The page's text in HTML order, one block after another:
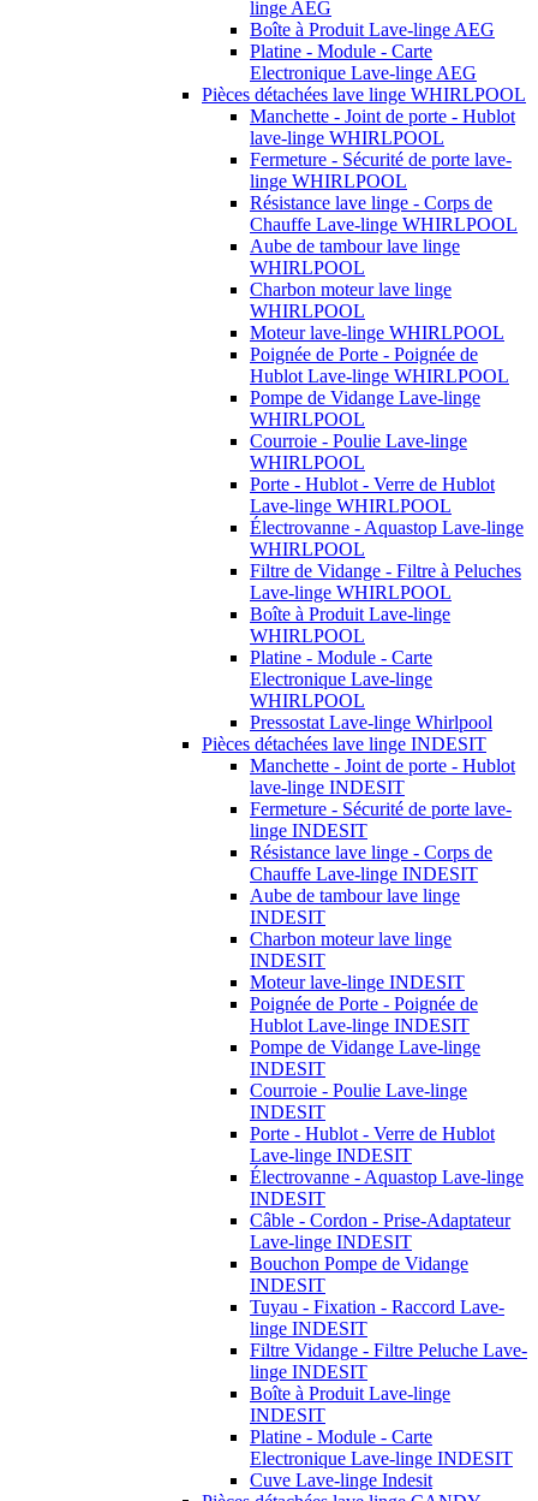
linge AEG
Boîte à Produit Lave-linge AEG
Platine - Module - Carte
Electronique Lave-linge AEG
Pièces détachées lave linge WHIRLPOOL
Manchette - Joint de porte - Hublot
lave-linge WHIRLPOOL
Fermeture - Sécurité de porte lave-
linge WHIRLPOOL
Résistance lave linge - Corps de
Chauffe Lave-linge WHIRLPOOL
Aube de tambour lave linge
WHIRLPOOL
Charbon moteur lave linge
WHIRLPOOL
Moteur lave-linge WHIRLPOOL
Poignée de Porte - Poignée de
Hublot Lave-linge WHIRLPOOL
Pompe de Vidange Lave-linge
WHIRLPOOL
Courroie - Poulie Lave-linge
WHIRLPOOL
Porte - Hublot - Verre de Hublot
Lave-linge WHIRLPOOL
Électrovanne - Aquastop Lave-linge
WHIRLPOOL
Filtre de Vidange - Filtre à Peluches
Lave-linge WHIRLPOOL
Boîte à Produit Lave-linge
WHIRLPOOL
Platine - Module - Carte
Electronique Lave-linge
WHIRLPOOL
Pressostat Lave-linge Whirlpool
Pièces détachées lave linge INDESIT
Manchette - Joint de porte - Hublot
lave-linge INDESIT
Fermeture - Sécurité de porte lave-
linge INDESIT
Résistance lave linge - Corps de
Chauffe Lave-linge INDESIT
Aube de tambour lave linge
INDESIT
Charbon moteur lave linge
INDESIT
Moteur lave-linge INDESIT
Poignée de Porte - Poignée de
Hublot Lave-linge INDESIT
Pompe de Vidange Lave-linge
INDESIT
Courroie - Poulie Lave-linge
INDESIT
Porte - Hublot - Verre de Hublot
Lave-linge INDESIT
Électrovanne - Aquastop Lave-linge
INDESIT
Câble - Cordon - Prise-Adaptateur
Lave-linge INDESIT
Bouchon Pompe de Vidange
INDESIT
Tuyau - Fixation - Raccord Lave-
linge INDESIT
Filtre Vidange - Filtre Peluche Lave-
linge INDESIT
Boîte à Produit Lave-linge
INDESIT
Platine - Module - Carte
Electronique Lave-linge INDESIT
Cuve Lave-linge Indesit